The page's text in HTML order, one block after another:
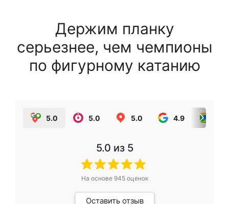
Держим планку
серьезнее, чем чемпионы
по фигурному катанию
5.0 5.0 5.0 4.9
5.0 из 5
На основе 945оценок
Оставить отзыв